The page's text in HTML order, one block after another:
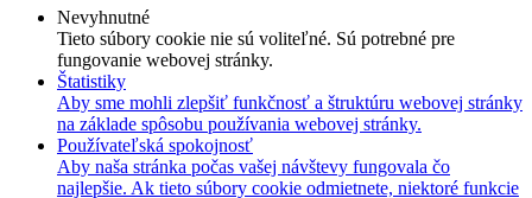
Nevyhnutné
Tieto súbory cookie nie sú voliteľné. Sú potrebné pre
fungovanie webovej stránky.
Štatistiky
Aby sme mohli zlepšiť funkčnosť a štruktúru webovej stránky
na základe spôsobu používania webovej stránky.
Používateľská spokojnosť
Aby naša stránka počas vašej návštevy fungovala čo
najlepšie. Ak tieto súbory cookie odmietnete, niektoré funkcie